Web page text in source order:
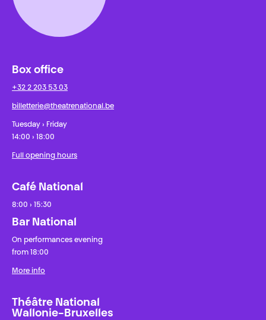
Box office
+32 2 203 53 03
billetterie@theatrenational.be
Tuesday › Friday
14:00 › 18:00
Full opening hours
Café National
8:00 › 15:30
Bar National
On performances evening
from 18:00
More info
Théâtre National
Wallonie-Bruxelles